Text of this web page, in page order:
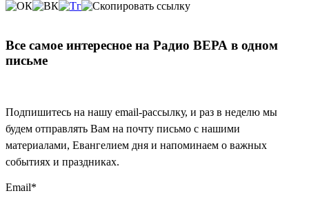
Все самое интересное на Радио ВЕРА в одном
письме
Подпишитесь на нашу email-рассылку, и раз в неделю мы
будем отправлять Вам на почту письмо с нашими
материалами, Евангелием дня и напоминаем о важных
событиях и праздниках.
Email*